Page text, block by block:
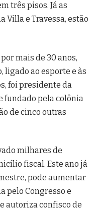
três pisos. Já as
Villa e Travessa, estão
mais de 30 anos,
ligado ao esporte e às
foi presidente da
fundado pela colônia
de cinco outras
milhares de
fiscal. Este ano já
pode aumentar
pelo Congresso e
autoriza confisco de